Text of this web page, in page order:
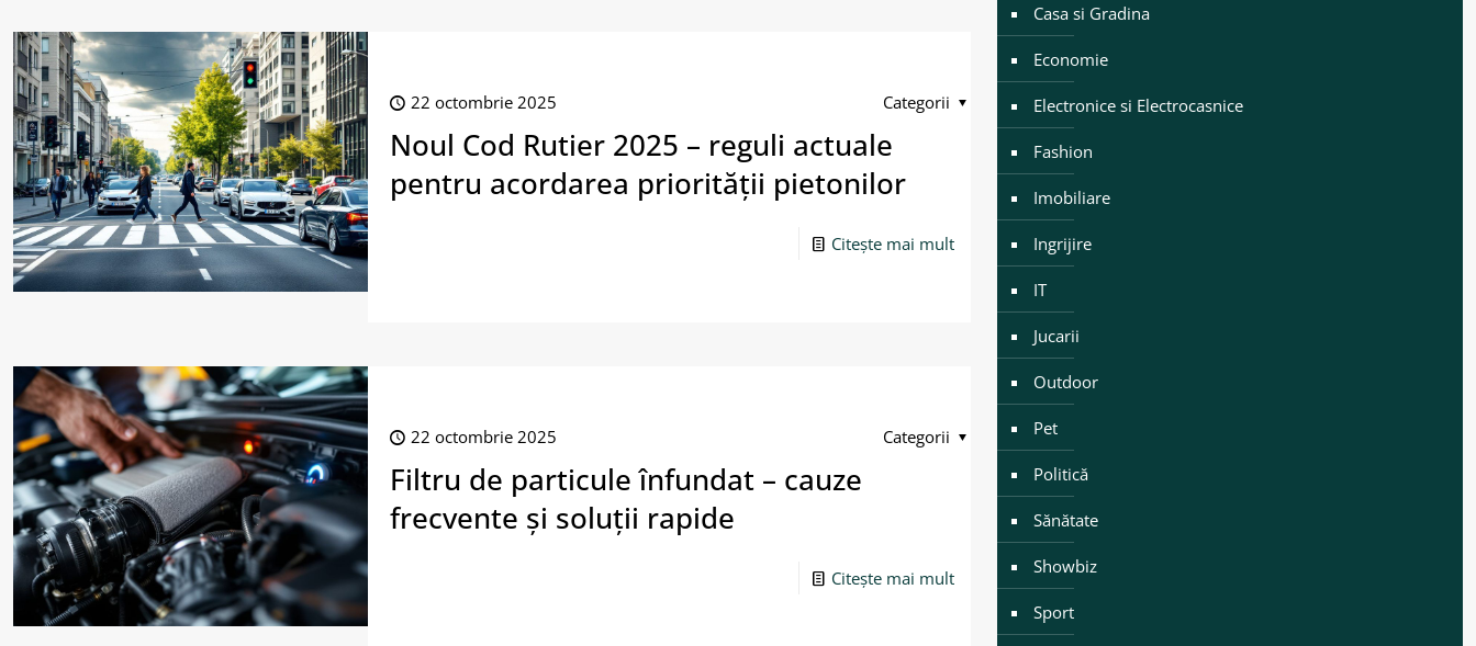
22 octombrie 2025 Categorii
Noul Cod Rutier 2025 – reguli actuale
pentru acordarea priorității pietonilor
Citește mai mult
22 octombrie 2025 Categorii
Filtru de particule înfundat – cauze
frecvente și soluții rapide
Citește mai mult
Casa si Gradina
Economie
Electronice si Electrocasnice
Fashion
Imobiliare
Ingrijire
IT
Jucarii
Outdoor
Pet
Politică
Sănătate
Showbiz
Sport